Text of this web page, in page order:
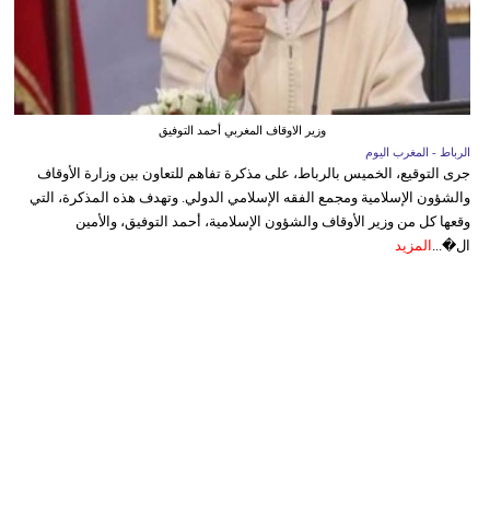
وزير الاوقاف المغربي أحمد التوفيق
الرباط - المغرب اليوم
جرى التوقيع، الخميس بالرباط، على مذكرة تفاهم للتعاون بين وزارة الأوقاف
والشؤون الإسلامية ومجمع الفقه الإسلامي الدولي. وتهدف هذه المذكرة، التي
وقعها كل من وزير الأوقاف والشؤون الإسلامية، أحمد التوفيق، والأمين
ال�... المزيد